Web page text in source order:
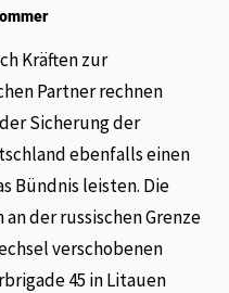
Kräften zur
Partner rechnen
Sicherung der
ebenfalls einen
Bündnis leisten. Die
der russischen Grenze
verschobenen
45 in Litauen